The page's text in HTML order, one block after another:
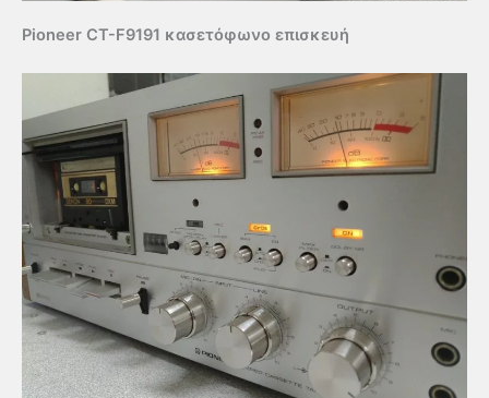
Pioneer CT-F9191 κασετόφωνο επισκευή